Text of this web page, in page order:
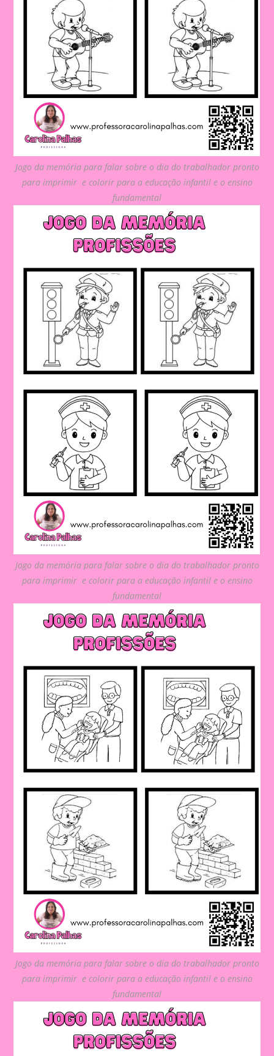
Jogo da memória para falar sobre o dia do trabalhador pronto
para imprimir e colorir para a educação infantil e o ensino
fundamental
Jogo da memória para falar sobre o dia do trabalhador pronto
para imprimir e colorir para a educação infantil e o ensino
fundamental
Jogo da memória para falar sobre o dia do trabalhador pronto
para imprimir e colorir para a educação infantil e o ensino
fundamental